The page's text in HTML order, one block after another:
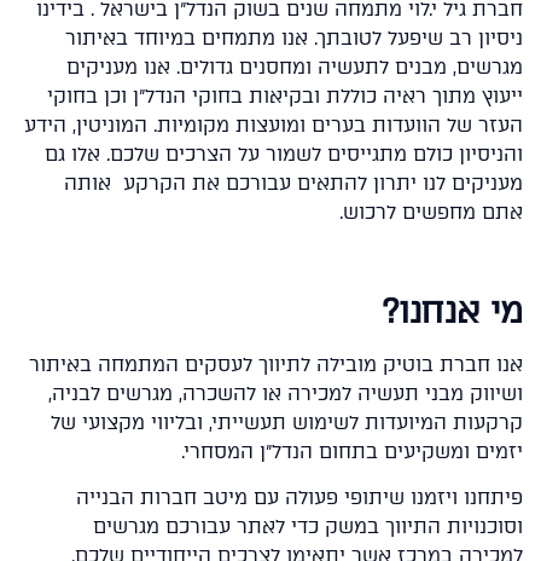
גיל י.לוי מתמחה שנים בשוק הנדל"ן בישראל . בידינו
רב שיפעל לטובתך. אנו מתמחים במיוחד באיתור
מבנים לתעשיה ומחסנים גדולים. אנו מעניקים
מתוך ראיה כוללת ובקיאות בחוקי הנדל"ן וכן בחוקי
של הוועדות בערים ומועצות מקומיות. המוניטין, הידע
כולם מתגייסים לשמור על הצרכים שלכם. אלו גם
לנו יתרון להתאים עבורכם את הקרקע אותה
מחפשים לרכוש.
אנחנו?
חברת בוטיק מובילה לתיווך לעסקים המתמחה באיתור
מבני תעשיה למכירה או להשכרה, מגרשים לבניה,
המיועדות לשימוש תעשייתי, ובליווי מקצועי של
ומשקיעים בתחום הנדל"ן המסחרי.
ויזמנו שיתופי פעולה עם מיטב חברות הבנייה
התיווך במשק כדי לאתר עבורכם מגרשים
במרכז אשר יתאימו לצרכים הייחודיים שלכם.